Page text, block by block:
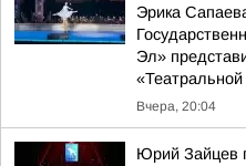
Эрика
Эл»
Вчера, 20:04
Юрий Зайцев